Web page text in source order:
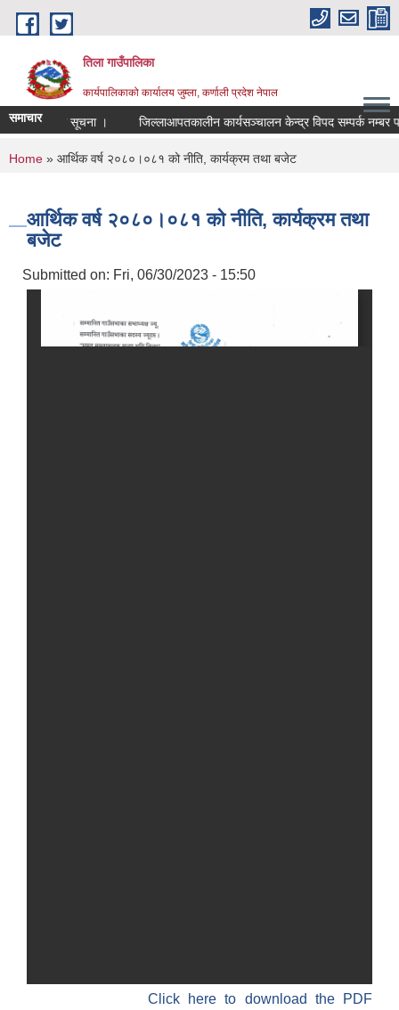
Skip to main content
तिला गाउँपालिका
कार्यपालिकाको कार्यालय जुम्ला, कर्णाली प्रदेश नेपाल
समाचारगरिएको सूचना । जिल्लाआपतकालीन कार्यसञ्चालन केन्द्र विपद सम्पर्क नम्बर
You are here
Home » आर्थिक वर्ष २०८०।०८१ को नीति, कार्यक्रम तथा बजेट
आर्थिक वर्ष २०८०।०८१ को नीति, कार्यक्रम तथा
बजेट
Submitted on: Fri, 06/30/2023 - 15:50
Click here to download the PDF